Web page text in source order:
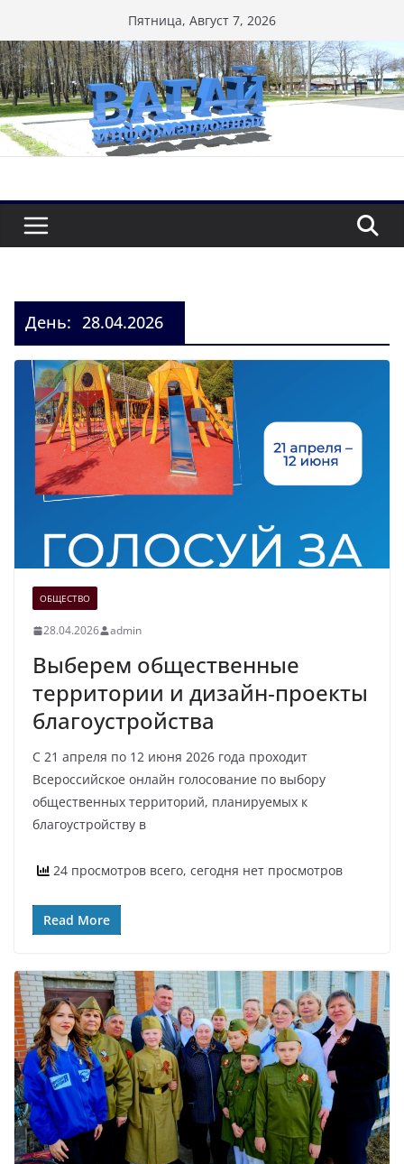
к
содержимому
Пятница, Август 7, 2026
День: 28.04.2026
ОБЩЕСТВО
28.04.2026 admin
Выберем общественные
территории и дизайн‑проекты
благоустройства
С 21 апреля по 12 июня 2026 года проходит
Всероссийское онлайн голосование по выбору
общественных территорий, планируемых к
благоустройству в
24 просмотров всего, сегодня нет просмотров
Read More